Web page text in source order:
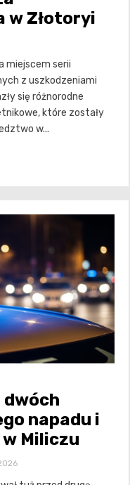
w Złotoryi
miejscem serii
z uszkodzeniami
się różnorodne
które zostały
w...
dwóch
napadu i
Miliczu